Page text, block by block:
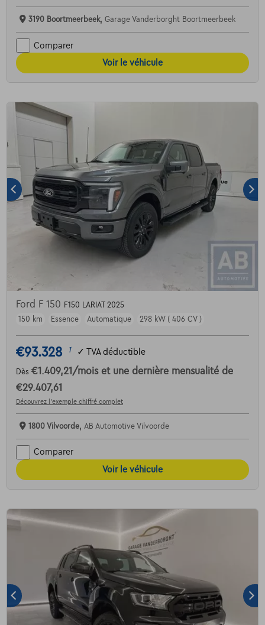
3190 Boortmeerbeek, Garage Vanderborght Boortmeerbeek
Comparer
Voir le véhicule
Ford F 150 F150 LARIAT 2025
150 km
Essence Automatique 298 kW ( 406 CV )
€93.328 1 ✓ TVA déductible
Dès €1.409,21 /mois et une dernière mensualité de
€29.407,61
Découvrez l’exemple chiffré complet
1800 Vilvoorde, AB Automotive Vilvoorde
Comparer
Voir le véhicule